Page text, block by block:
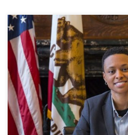
MA: Bankierzy stanowi
ryzyko. Gdy banki w
rekreacyjną marihuanę,
które intrygują wielu
rozwijający się przemysł,
miliarda dolarów przychodu